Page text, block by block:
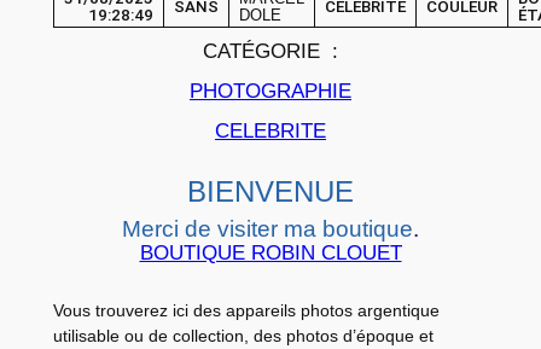
L
O
19:28:49
SANS
DOLE
CÉLÉBRITÉ COULEUR
CATÉGORIE :
PHOTOGRAPHIE
CELEBRITE
BIENVENUE
Merci de visiter ma boutique.
BOUTIQUE ROBIN CLOUET
Vous trouverez ici des appareils photos argentique
utilisable ou de collection, des photos d’époque et